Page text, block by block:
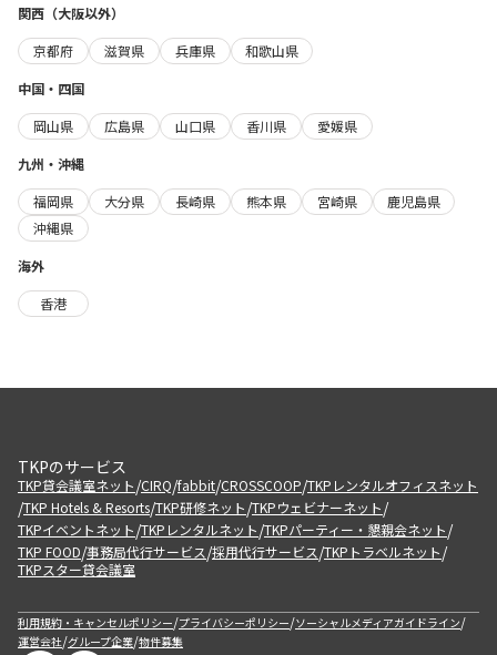
関西（大阪以外）
京都府
滋賀県 兵庫県
和歌山県
中国・四国
岡山県
広島県 山口県 香川県
愛媛県
九州・沖縄
福岡県
大分県 長崎県 熊本県 宮崎県
鹿児島県
沖縄県
海外
香港
TKPのサービス
TKP貸会議室ネット/CIRQ/fabbit/CROSSCOOP/TKPレンタルオフィスネット
/TKP Hotels & Resorts/TKP研修ネット/TKPウェビナーネット/
TKPイベントネット/TKPレンタルネット/TKPパーティー・懇親会ネット/
TKP FOOD/事務局代行サービス/採用代行サービス/TKPトラベルネット/
TKPスター貸会議室
利用規約・キャンセルポリシー/プライバシーポリシー/ソーシャルメディアガイドライン/
運営会社/グループ企業/物件募集